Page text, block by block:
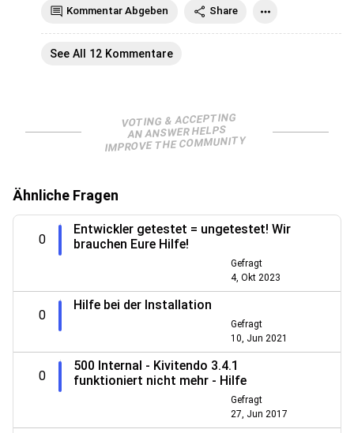
Kommentar Abgeben Share
See All 12 Kommentare
VOTING & ACCEPTING
AN ANSWER HELPS
IMPROVE THE COMMUNITY
Ähnliche Fragen
0
Entwickler getestet = ungetestet! Wir
brauchen Eure Hilfe!
Gefragt
4, Okt 2023
0
Hilfe bei der Installation
Gefragt
10, Jun 2021
0
500 Internal - Kivitendo 3.4.1
funktioniert nicht mehr - Hilfe
Gefragt
27, Jun 2017